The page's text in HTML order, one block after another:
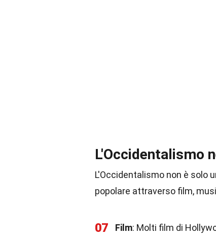
L'Occidentalismo
L'Occidentalismo non è solo
popolare attraverso film,
07 Film: Molti film di